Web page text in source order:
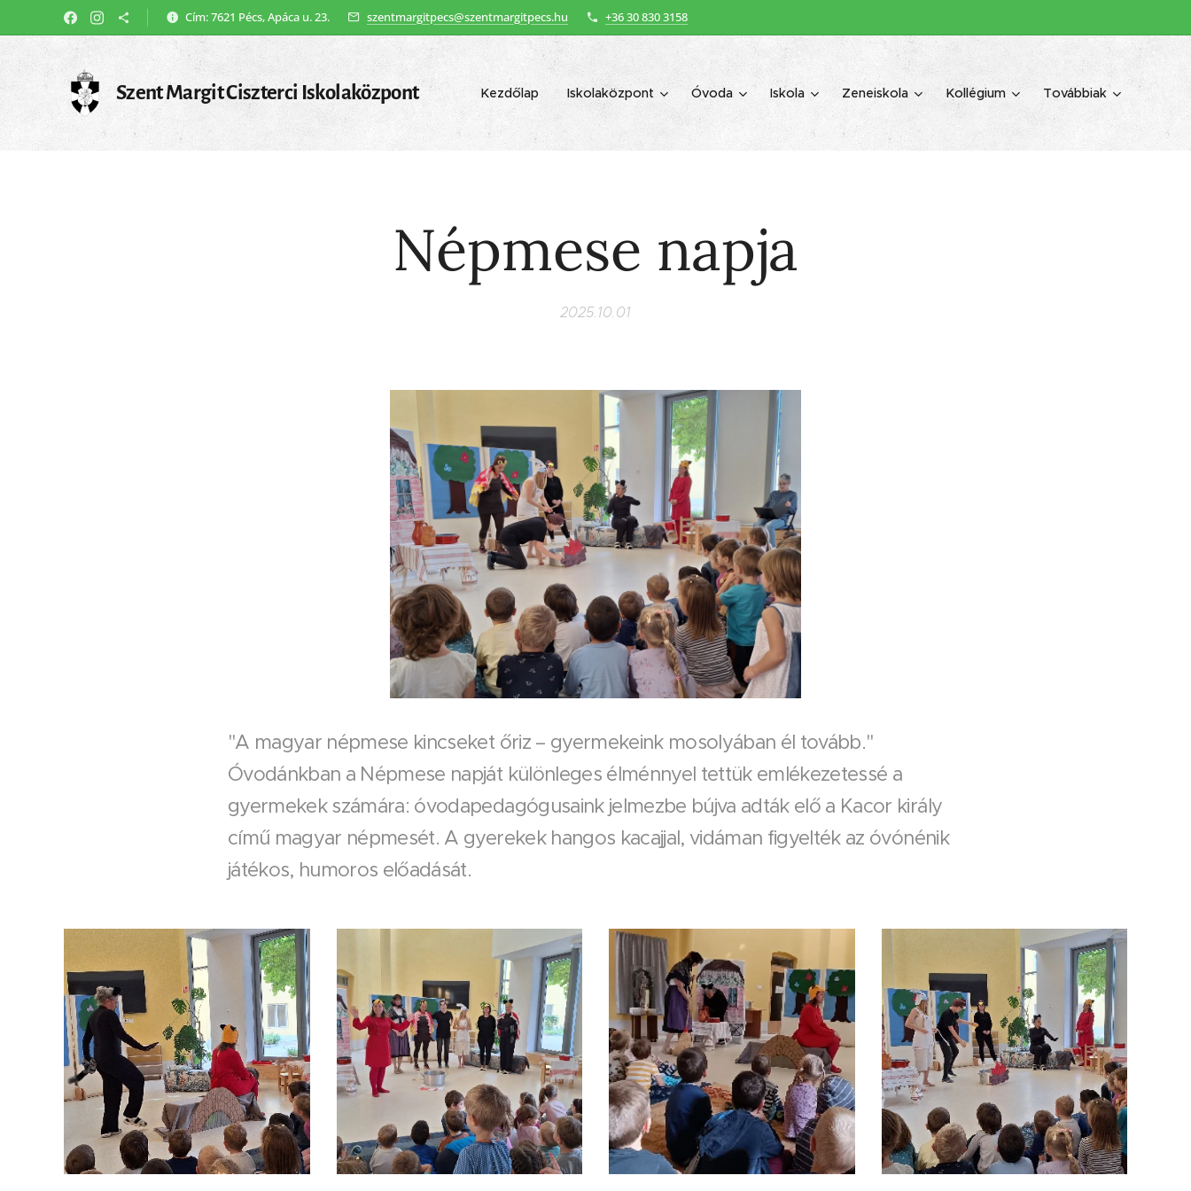
Cím: 7621 Pécs, Apáca u. 23. szentmargitpecs@szentmargitpecs.hu +36 30 830 3158
Szent Margit Ciszterci Iskolaközpont Kezdőlap Iskolaközpont Óvoda Iskola Zeneiskola Kollégium Továbbiak
Népmese napja
2025.10.01
"A magyar népmese kincseket őriz – gyermekeink mosolyában él tovább."
Óvodánkban a Népmese napját különleges élménnyel tettük emlékezetessé a
gyermekek számára: óvodapedagógusaink jelmezbe bújva adták elő a Kacor király
című magyar népmesét. A gyerekek hangos kacajjal, vidáman figyelték az óvónénik
játékos, humoros előadását.